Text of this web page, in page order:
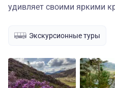
удивляет своими яркими
Экскурсионные туры